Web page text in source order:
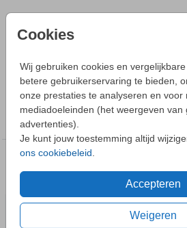
Cookies
Wij gebruiken cookies en
betere gebruikerservaring te bieden,
onze prestaties te analyseren en voor
mediadoeleinden (het weergeven van
advertenties).
Je kunt jouw toestemming altijd
ons cookiebeleid
Accepteren
Weigeren
OMSCHRIJVING
Geboortekaartje voor een meisje in een
passen zodat deze perfect bij jullie past!
COLLECTIE
Geboortekaartje meisje
MISSCHIEN OOK